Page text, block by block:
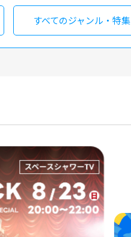
すべてのジャンル・特集